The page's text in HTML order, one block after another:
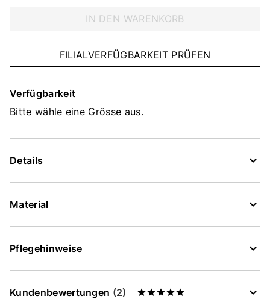
IN DEN WARENKORB
FILIALVERFÜGBARKEIT PRÜFEN
Verfügbarkeit
Bitte wähle eine Grösse aus.
Details
Material
Pflegehinweise
Kundenbewertungen (2)